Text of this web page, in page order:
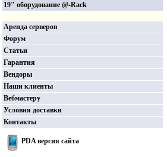
19" оборудование @-Rack
Аренда серверов
Форум
Статьи
Гарантия
Вендоры
Наши клиенты
Вебмастеру
Условия доставки
Контакты
PDA версия сайта